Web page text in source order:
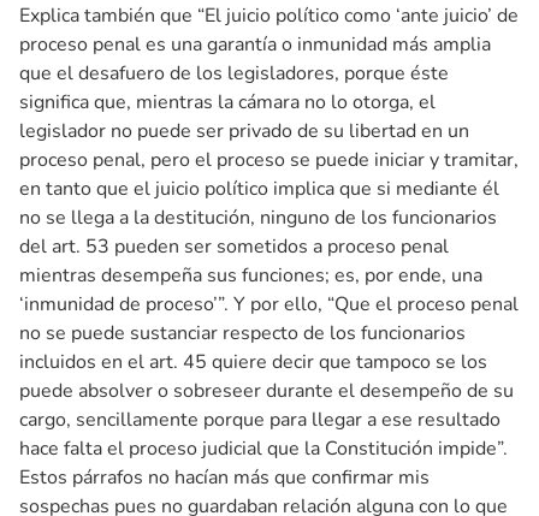
Explica también que “El juicio político como ‘ante juicio’ de
proceso penal es una garantía o inmunidad más amplia
que el desafuero de los legisladores, porque éste
significa que, mientras la cámara no lo otorga, el
legislador no puede ser privado de su libertad en un
proceso penal, pero el proceso se puede iniciar y tramitar,
en tanto que el juicio político implica que si mediante él
no se llega a la destitución, ninguno de los funcionarios
del art. 53 pueden ser sometidos a proceso penal
mientras desempeña sus funciones; es, por ende, una
‘inmunidad de proceso’”. Y por ello, “Que el proceso penal
no se puede sustanciar respecto de los funcionarios
incluidos en el art. 45 quiere decir que tampoco se los
puede absolver o sobreseer durante el desempeño de su
cargo, sencillamente porque para llegar a ese resultado
hace falta el proceso judicial que la Constitución impide”.
Estos párrafos no hacían más que confirmar mis
sospechas pues no guardaban relación alguna con lo que